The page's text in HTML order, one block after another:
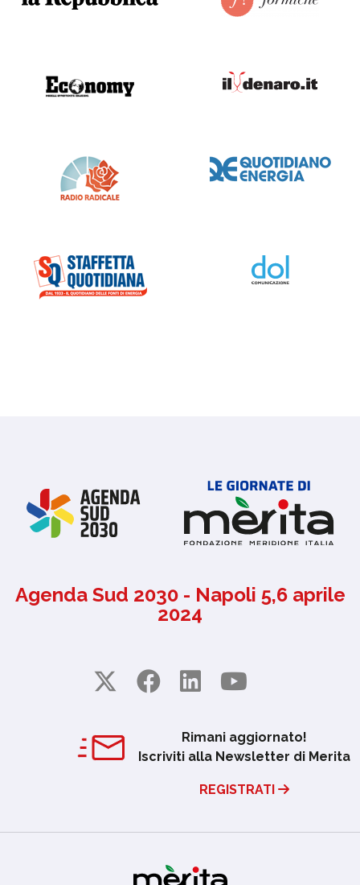
Agenda Sud 2030 - Napoli 5,6 aprile
2024
Rimani aggiornato!
Iscriviti alla Newsletter di Merita
REGISTRATI